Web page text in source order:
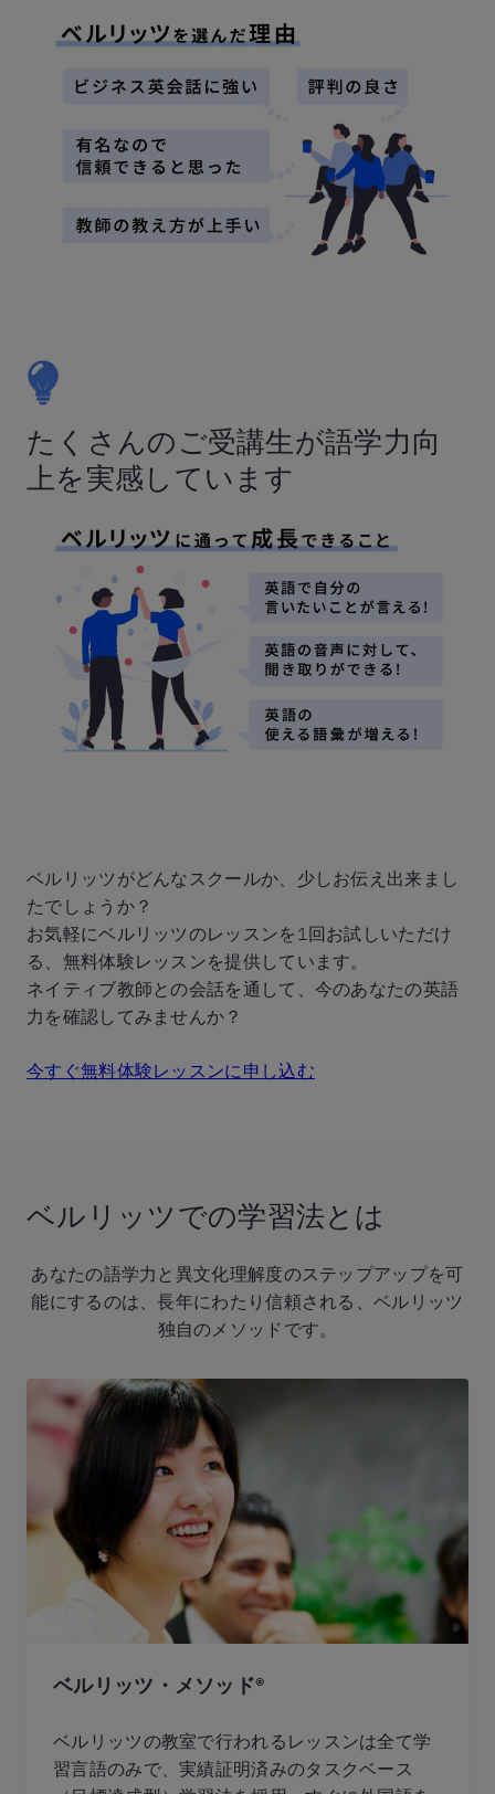
たくさんのご受講生が語学力向
上を実感しています
ベルリッツがどんなスクールか、少しお伝え出来まし
たでしょうか？
お気軽にベルリッツのレッスンを1回お試しいただけ
る、無料体験レッスンを提供しています。
ネイティブ教師との会話を通して、今のあなたの英語
力を確認してみませんか？
今すぐ無料体験レッスンに申し込む
ベルリッツでの学習法とは
あなたの語学力と異文化理解度のステップアップを可
能にするのは、長年にわたり信頼される、ベルリッツ
独自のメソッドです。
ベルリッツ・メソッド®
ベルリッツの教室で行われるレッスンは全て学
習言語のみで、実績証明済みのタスクベース